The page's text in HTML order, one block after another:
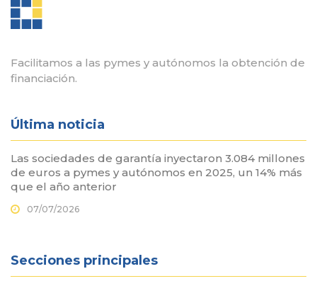
Facilitamos a las pymes y autónomos la obtención de
financiación.
Última noticia
Las sociedades de garantía inyectaron 3.084 millones
de euros a pymes y autónomos en 2025, un 14% más
que el año anterior
07/07/2026
Secciones principales